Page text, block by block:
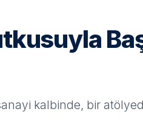
kalbinde, bir